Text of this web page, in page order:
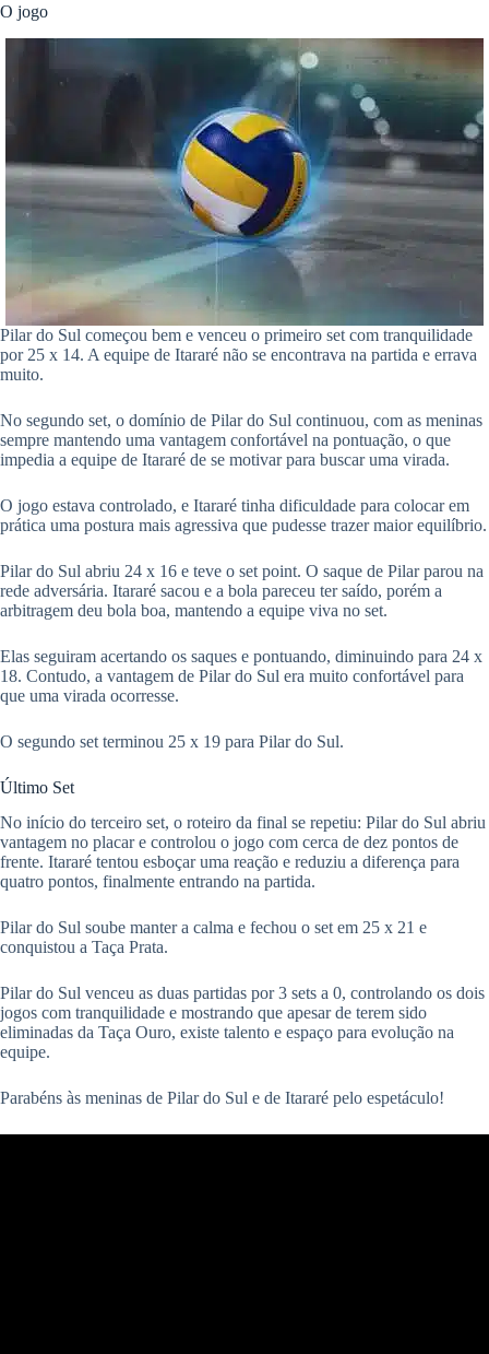
O jogo
Pilar do Sul começou bem e venceu o primeiro set com tranquilidade
por 25 x 14. A equipe de Itararé não se encontrava na partida e errava
muito.
No segundo set, o domínio de Pilar do Sul continuou, com as meninas
sempre mantendo uma vantagem confortável na pontuação, o que
impedia a equipe de Itararé de se motivar para buscar uma virada.
O jogo estava controlado, e Itararé tinha dificuldade para colocar em
prática uma postura mais agressiva que pudesse trazer maior equilíbrio.
Pilar do Sul abriu 24 x 16 e teve o set point. O saque de Pilar parou na
rede adversária. Itararé sacou e a bola pareceu ter saído, porém a
arbitragem deu bola boa, mantendo a equipe viva no set.
Elas seguiram acertando os saques e pontuando, diminuindo para 24 x
18. Contudo, a vantagem de Pilar do Sul era muito confortável para
que uma virada ocorresse.
O segundo set terminou 25 x 19 para Pilar do Sul.
Último Set
No início do terceiro set, o roteiro da final se repetiu: Pilar do Sul abriu
vantagem no placar e controlou o jogo com cerca de dez pontos de
frente. Itararé tentou esboçar uma reação e reduziu a diferença para
quatro pontos, finalmente entrando na partida.
Pilar do Sul soube manter a calma e fechou o set em 25 x 21 e
conquistou a Taça Prata.
Pilar do Sul venceu as duas partidas por 3 sets a 0, controlando os dois
jogos com tranquilidade e mostrando que apesar de terem sido
eliminadas da Taça Ouro, existe talento e espaço para evolução na
equipe.
Parabéns às meninas de Pilar do Sul e de Itararé pelo espetáculo!